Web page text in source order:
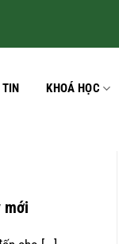
KHOÁ HỌC
mới